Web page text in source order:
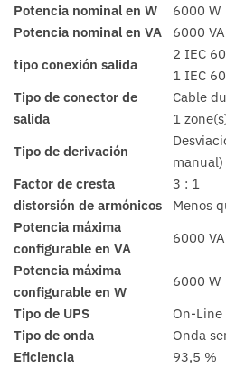
Potencia nominal en W
6000 W
Potencia nominal en VA
6000 VA
tipo conexión salida
2 IEC
1 IEC
Tipo de conector de
salida
Cable
1
Tipo de derivación
manual)
Factor de cresta
3 : 1
distorsión de armónicos
Menos
Potencia máxima
configurable en VA
6000 VA
Potencia máxima
configurable en W
6000 W
Tipo de UPS
On-Line
Tipo de onda
Onda
Eficiencia
93,5 %